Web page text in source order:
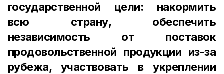
государственной цели: накормить
всю страну, обеспечить
независимость от поставок
продовольственной продукции из-за
рубежа, участвовать в укреплении